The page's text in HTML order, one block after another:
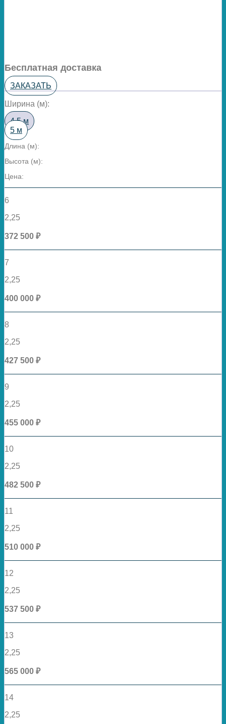
Бесплатная доставка
ЗАКАЗАТЬ
Ширина (м):
4,5 м
5 м
Длина (м):
Высота (м):
Цена:
6
2,25
372 500 ₽
7
2,25
400 000 ₽
8
2,25
427 500 ₽
9
2,25
455 000 ₽
10
2,25
482 500 ₽
11
2,25
510 000 ₽
12
2,25
537 500 ₽
13
2,25
565 000 ₽
14
2,25